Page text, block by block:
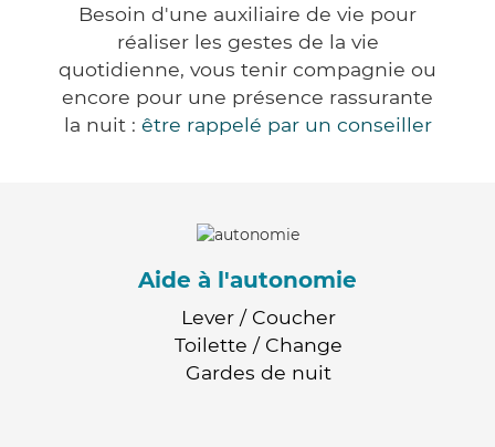
Besoin d'une auxiliaire de vie pour
réaliser les gestes de la vie
quotidienne, vous tenir compagnie ou
encore pour une présence rassurante
la nuit : être rappelé par un conseiller
Aide à l'autonomie
Lever / Coucher
Toilette / Change
Gardes de nuit